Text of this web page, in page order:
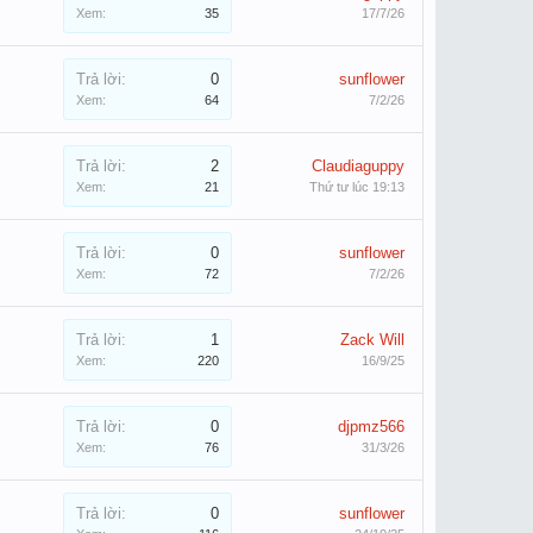
Xem: 35 17/7/26
Trả lời: 0
Xem: 64
sunflower
7/2/26
Trả lời: 2
Xem: 21
Claudiaguppy
Thứ tư lúc 19:13
Trả lời: 0
Xem: 72
sunflower
7/2/26
Trả lời: 1
Xem: 220
Zack Will
16/9/25
Trả lời: 0
Xem: 76
djpmz566
31/3/26
Trả lời: 0 sunflower